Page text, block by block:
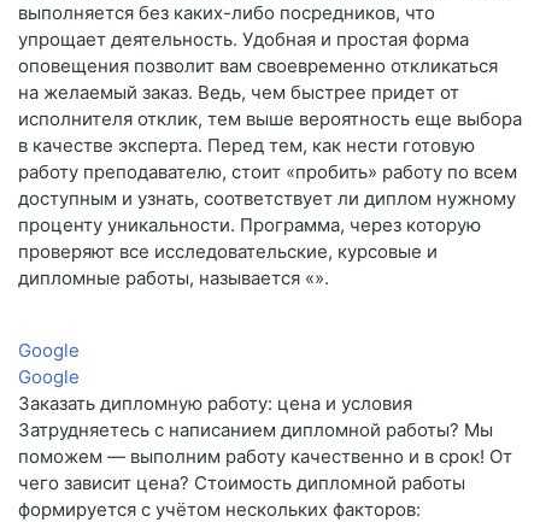
выполняется без каких-либо посредников, что
упрощает деятельность. Удобная и простая форма
оповещения позволит вам своевременно откликаться
на желаемый заказ. Ведь, чем быстрее придет от
исполнителя отклик, тем выше вероятность еще выбора
в качестве эксперта. Перед тем, как нести готовую
работу преподавателю, стоит «пробить» работу по всем
доступным и узнать, соответствует ли диплом нужному
проценту уникальности. Программа, через которую
проверяют все исследовательские, курсовые и
дипломные работы, называется «».
Google
Google
Заказать дипломную работу: цена и условия
Затрудняетесь с написанием дипломной работы? Мы
поможем — выполним работу качественно и в срок! От
чего зависит цена? Стоимость дипломной работы
формируется с учётом нескольких факторов: